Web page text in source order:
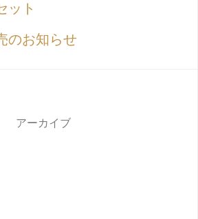
ット
のお知らせ
アーカイブ